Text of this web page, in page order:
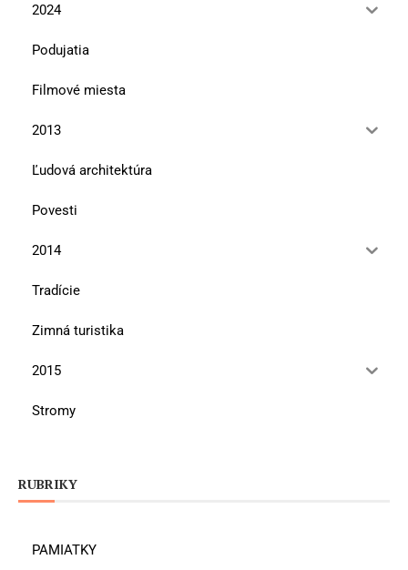
2024
Podujatia
Filmové miesta
2013
Ľudová architektúra
Povesti
2014
Tradície
Zimná turistika
2015
Stromy
RUBRIKY
PAMIATKY